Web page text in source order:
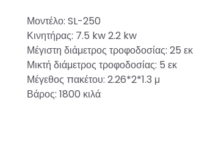
Μοντέλο: SL-250
Κινητήρας: 7.5 kw 2.2 kw
Μέγιστη διάμετρος τροφοδοσίας: 25 εκ
Μικτή διάμετρος τροφοδοσίας: 5 εκ
Μέγεθος πακέτου: 2.26*2*1.3 μ
Βάρος: 1800 κιλά